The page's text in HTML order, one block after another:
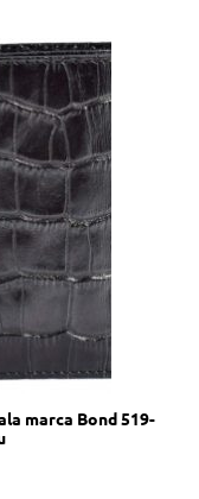
marca Bond 519-